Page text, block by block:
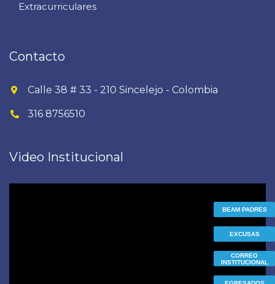
Extracurriculares
Contacto
Calle 38 # 33 - 210 Sincelejo - Colombia
316 8756510
Video Institucional
CORREO
INSTITUCIONAL
BEAM PADRES
EXCUSAS